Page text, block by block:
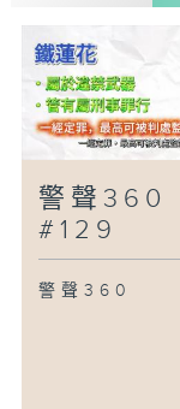
警聲360
#129
警聲360